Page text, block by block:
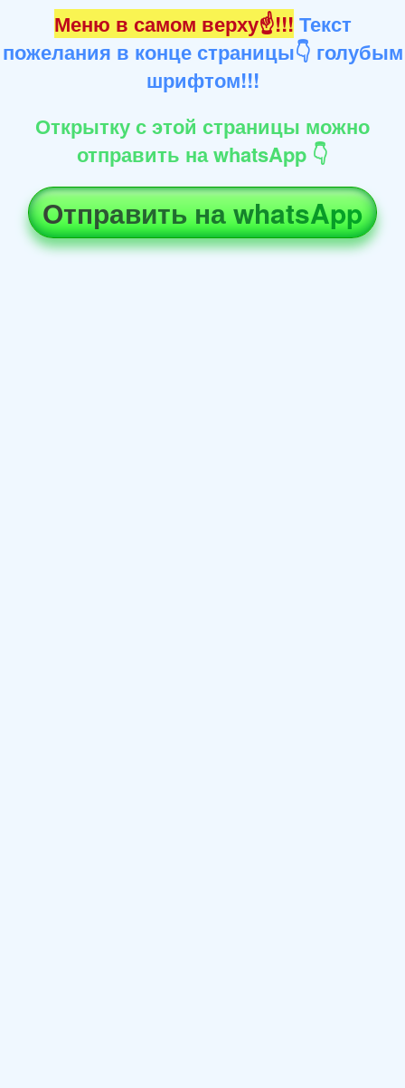
Меню в самом верху☝!!! Текст
пожелания в конце страницы👇 голубым
шрифтом!!!
Открытку с этой страницы можно
отправить на whatsApp 👇
Отправить на whatsApp